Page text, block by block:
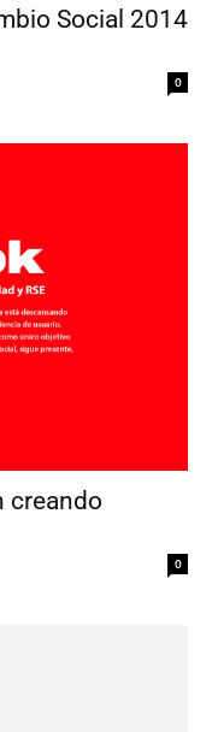
Social 2014
0
creando
0